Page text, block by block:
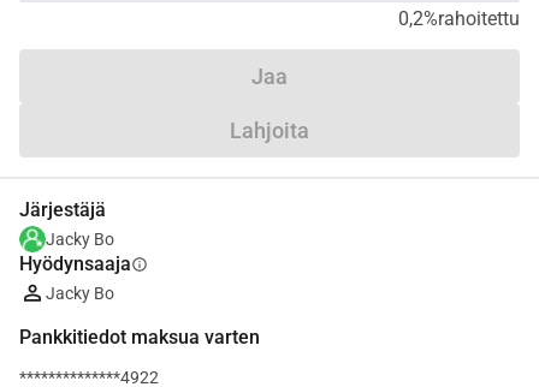
0,2%rahoitettu
Jaa
Lahjoita
Järjestäjä
Jacky Bo
Hyödynsaajainfo
Jacky Bo
Pankkitiedot maksua varten
**************4922